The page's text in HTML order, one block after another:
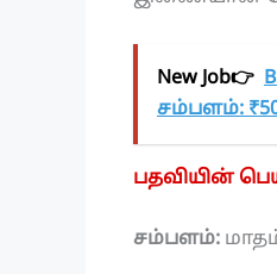
New Job👉
சம்பளம்:
பதவியின்
சம்பளம்: